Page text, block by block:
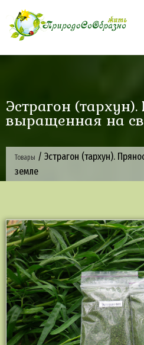
content
Эстрагон (тархун).
выращенная на
Товары / Эстрагон (тархун).
земле